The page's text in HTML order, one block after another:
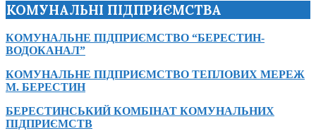
КОМУНАЛЬНІ ПІДПРИЄМСТВА
КОМУНАЛЬНЕ ПІДПРИЄМСТВО “БЕРЕСТИН-
ВОДОКАНАЛ”
КОМУНАЛЬНЕ ПІДПРИЄМСТВО ТЕПЛОВИХ МЕРЕЖ
М. БЕРЕСТИН
БЕРЕСТИНСЬКИЙ КОМБІНАТ КОМУНАЛЬНИХ
ПІДПРИЄМСТВ